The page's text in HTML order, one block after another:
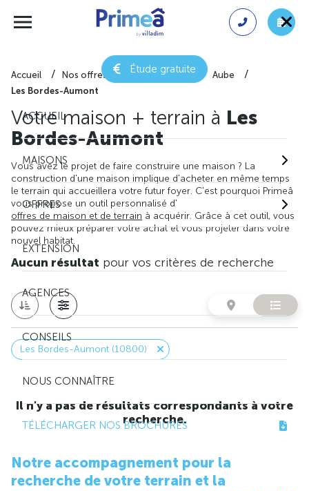
Étude gratuite
ACCUEIL
MAISONS
OFFRES
EXTENSION
AGENCES
CONSEILS
NOUS CONNAÎTRE
TÉLÉCHARGER NOS BROCHURES
Accueil Nos offres de maison + terrain
Aube
Les Bordes-Aumont
Votre maison + terrain à Les
Bordes-Aumont
Vous avez le projet de faire construire une maison ? La
construction d'une maison implique d'acheter en même temps
le terrain qui accueillera votre futur foyer. C'est pourquoi Primeâ
vous propose un outil personnalisé d'
offres de maison et de terrain à acquérir. Grâce à cet outil, vous
pouvez mieux préparer votre achat et vous projeter dans votre
nouvel habitat.
Aucun résultat pour vos critères de recherche
Les Bordes-Aumont (10800)
Il n'y a pas de résultats correspondants à votre
recherche.
Notre accompagnement pour la
recherche de votre terrain et la